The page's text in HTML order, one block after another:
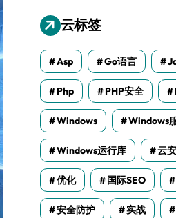
云标签
Asp Go语言
Php PHP安全
Windows Windows
Windows运行库 云
优化 国际SEO
安全防护 实战